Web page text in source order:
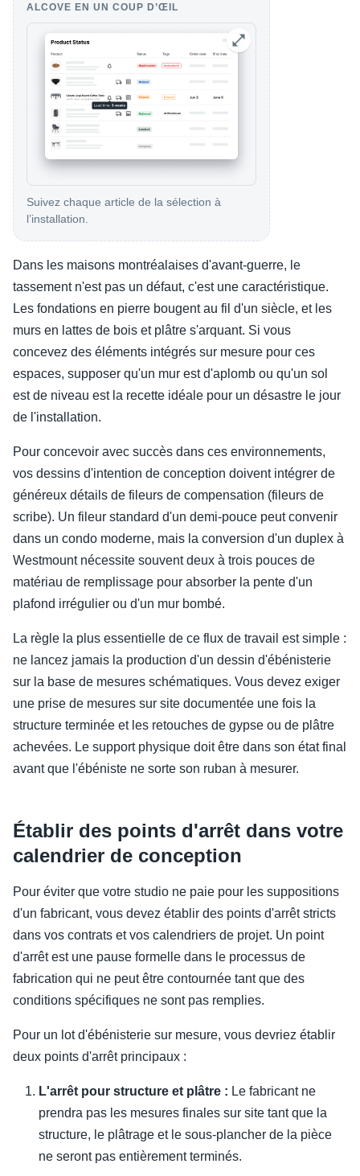
ALCOVE EN UN COUP D’ŒIL
Suivez chaque article de la sélection à
l’installation.
Dans les maisons montréalaises d'avant-guerre, le
tassement n'est pas un défaut, c'est une caractéristique.
Les fondations en pierre bougent au fil d'un siècle, et les
murs en lattes de bois et plâtre s'arquant. Si vous
concevez des éléments intégrés sur mesure pour ces
espaces, supposer qu'un mur est d'aplomb ou qu'un sol
est de niveau est la recette idéale pour un désastre le jour
de l'installation.
Pour concevoir avec succès dans ces environnements,
vos dessins d'intention de conception doivent intégrer de
généreux détails de fileurs de compensation (fileurs de
scribe). Un fileur standard d'un demi-pouce peut convenir
dans un condo moderne, mais la conversion d'un duplex à
Westmount nécessite souvent deux à trois pouces de
matériau de remplissage pour absorber la pente d'un
plafond irrégulier ou d'un mur bombé.
La règle la plus essentielle de ce flux de travail est simple :
ne lancez jamais la production d'un dessin d'ébénisterie
sur la base de mesures schématiques. Vous devez exiger
une prise de mesures sur site documentée une fois la
structure terminée et les retouches de gypse ou de plâtre
achevées. Le support physique doit être dans son état final
avant que l'ébéniste ne sorte son ruban à mesurer.
Établir des points d'arrêt dans votre
calendrier de conception
Pour éviter que votre studio ne paie pour les suppositions
d'un fabricant, vous devez établir des points d'arrêt stricts
dans vos contrats et vos calendriers de projet. Un point
d'arrêt est une pause formelle dans le processus de
fabrication qui ne peut être contournée tant que des
conditions spécifiques ne sont pas remplies.
Pour un lot d'ébénisterie sur mesure, vous devriez établir
deux points d'arrêt principaux :
L'arrêt pour structure et plâtre : Le fabricant ne
prendra pas les mesures finales sur site tant que la
structure, le plâtrage et le sous-plancher de la pièce
ne seront pas entièrement terminés.